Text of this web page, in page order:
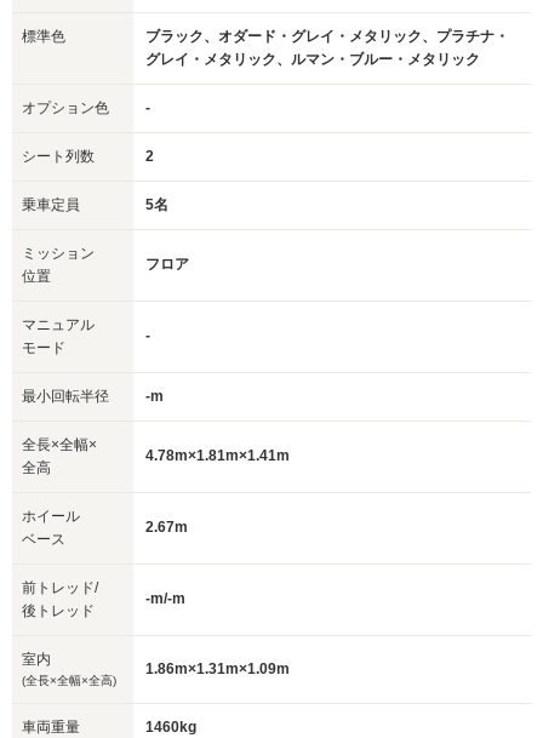
標準色
ブラック、オダード・グレイ・メタリック、プラチナ・
グレイ・メタリック、ルマン・ブルー・メタリック
オプション色 -
シート列数 2
乗車定員 5名
ミッション
位置
フロア
マニュアル
モード
-
最小回転半径 -m
全長×全幅×
全高
4.78m×1.81m×1.41m
ホイール
ベース
2.67m
前トレッド/
後トレッド
-m/-m
室内
(全長×全幅×全高)
1.86m×1.31m×1.09m
車両重量 1460kg